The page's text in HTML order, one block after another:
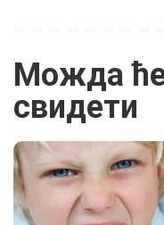
Можда
свидети